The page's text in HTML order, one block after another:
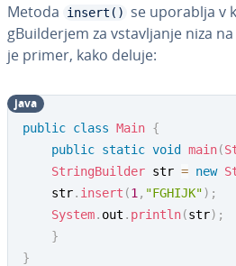
Metoda insert()
se uporablja v
gBu­il­der­jem za vsta­vlja­nje niza
je primer, kako deluje:
public class Main {
public static void main(
StringBuilder str = new
	str
. insert (1 , "FGHIJK") ;
System. out . println(str) ;
}
}
java